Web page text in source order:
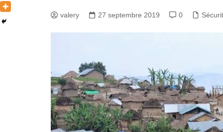
valery 27 septembre 2019 0